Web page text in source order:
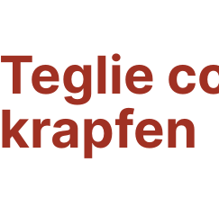
Teglie
krapfen